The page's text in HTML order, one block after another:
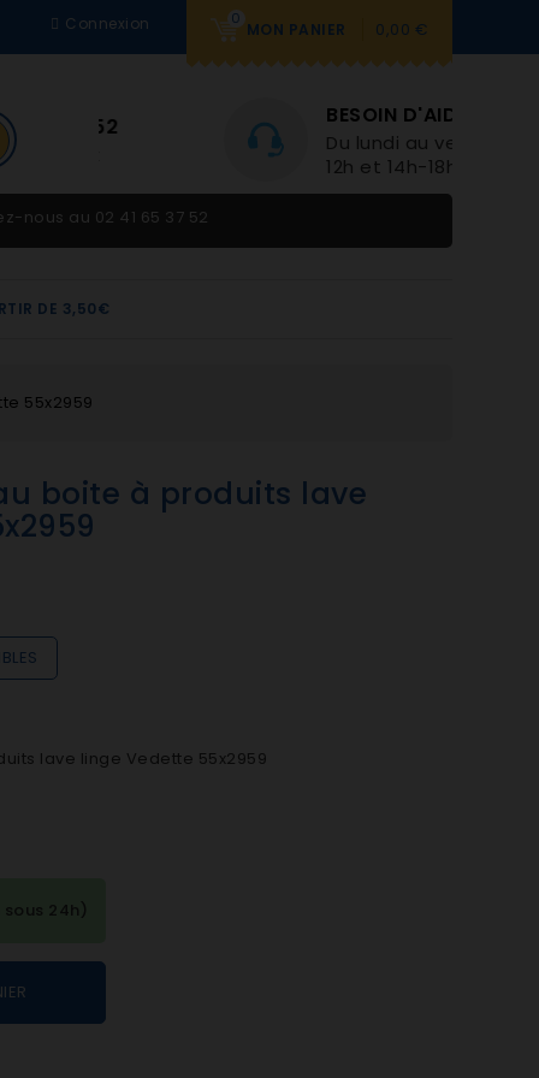
0
MON PANIER 0,00 €
Connexion
BESOIN D'AIDE
Du lundi au vendredi 9h-
12h et 14h-18h
nous au 02 41 65 37 52
DE 3,50€
55x2959
boite à produits lave
lave linge Vedette 55x2959
24h)